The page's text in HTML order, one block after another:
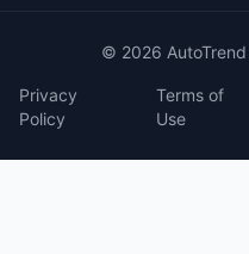
© 2026
Privacy
Policy
Terms of
Use